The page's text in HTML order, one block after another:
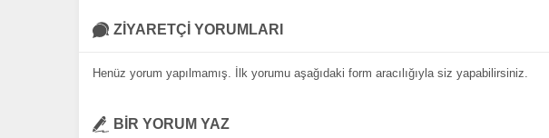
ZİYARETÇİ YORUMLARI
Henüz yorum yapılmamış. İlk yorumu aşağıdaki form aracılığıyla siz yapabilirsiniz.
BİR YORUM YAZ